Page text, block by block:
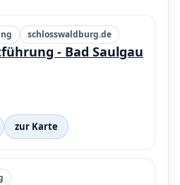
schlosswaldburg.de
- Bad Saulgau
zur Karte